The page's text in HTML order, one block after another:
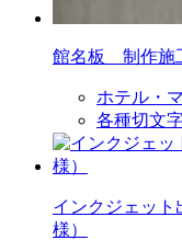
館名板 制作施
ホテル・
各種切文
インクジェッ
様）